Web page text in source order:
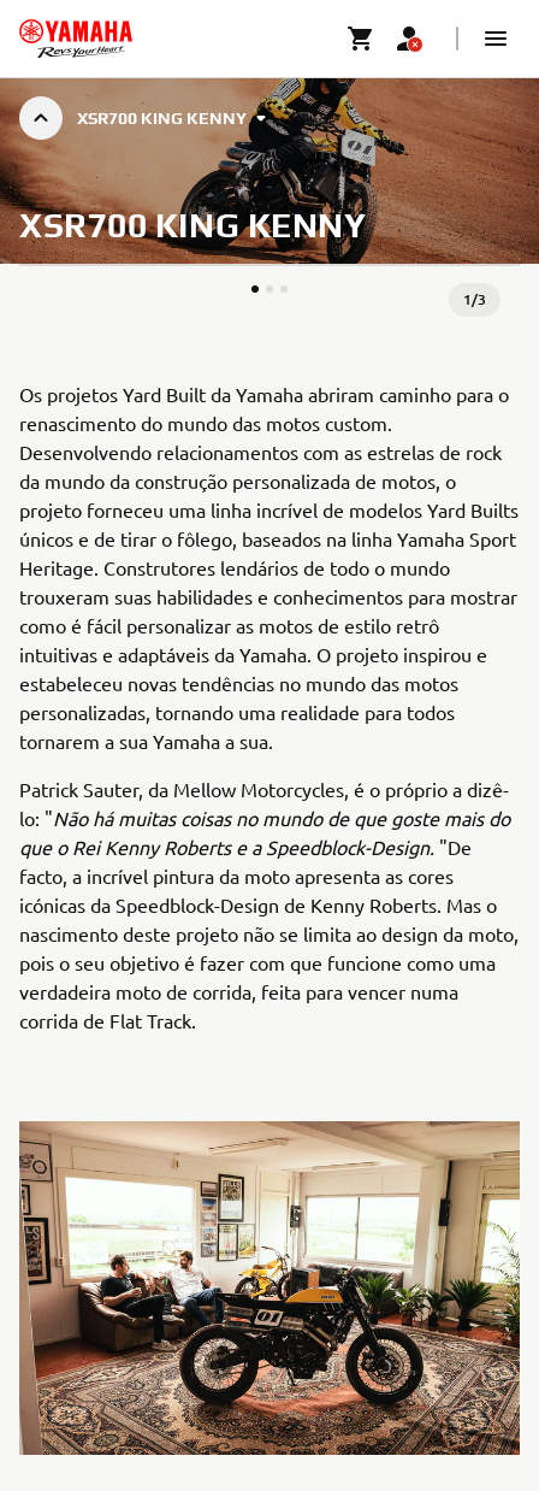
XSR700 KING KENNY
XSR700 KING KENNY
1/3
Os projetos Yard Built da Yamaha abriram caminho para o
renascimento do mundo das motos custom.
Desenvolvendo relacionamentos com as estrelas de rock
da mundo da construção personalizada de motos, o
projeto forneceu uma linha incrível de modelos Yard Builts
únicos e de tirar o fôlego, baseados na linha Yamaha Sport
Heritage. Construtores lendários de todo o mundo
trouxeram suas habilidades e conhecimentos para mostrar
como é fácil personalizar as motos de estilo retrô
intuitivas e adaptáveis da Yamaha. O projeto inspirou e
estabeleceu novas tendências no mundo das motos
personalizadas, tornando uma realidade para todos
tornarem a sua Yamaha a sua.
Patrick Sauter, da Mellow Motorcycles, é o próprio a dizê-
lo: "Não há muitas coisas no mundo de que goste mais do
que o Rei Kenny Roberts e a Speedblock-Design. "De
facto, a incrível pintura da moto apresenta as cores
icónicas da Speedblock-Design de Kenny Roberts. Mas o
nascimento deste projeto não se limita ao design da moto,
pois o seu objetivo é fazer com que funcione como uma
verdadeira moto de corrida, feita para vencer numa
corrida de Flat Track.